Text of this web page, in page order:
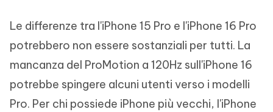
Le differenze tra l'iPhone 15 Pro e l'iPhone 16 Pro
potrebbero non essere sostanziali per tutti. La
mancanza del ProMotion a 120Hz sull'iPhone 16
potrebbe spingere alcuni utenti verso i modelli
Pro. Per chi possiede iPhone più vecchi, l'iPhone